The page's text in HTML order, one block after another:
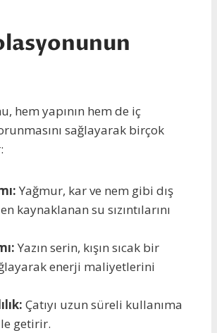
hem yapının hem de iç
sağlayarak birçok
Yağmur, kar ve nem gibi dış
kaynaklanan su sızıntılarını
Yazın serin, kışın sıcak bir
enerji maliyetlerini
Çatıyı uzun süreli kullanıma
getirir.